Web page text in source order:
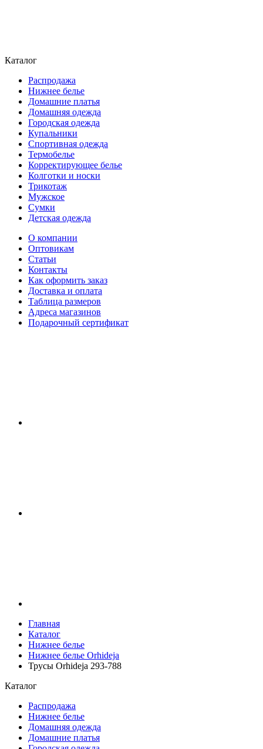
Каталог
Распродажа
Нижнее белье
Домашние платья
Домашняя одежда
Городская одежда
Купальники
Спортивная одежда
Термобелье
Корректирующее белье
Колготки и носки
Трикотаж
Мужское
Сумки
Детская одежда
О компании
Оптовикам
Статьи
Контакты
Как оформить заказ
Доставка и оплата
Таблица размеров
Адреса магазинов
Подарочный сертификат
Главная
Каталог
Нижнее белье
Нижнее белье Orhideja
Трусы Orhideja 293-788
Каталог
Распродажа
Нижнее белье
Домашняя одежда
Домашние платья